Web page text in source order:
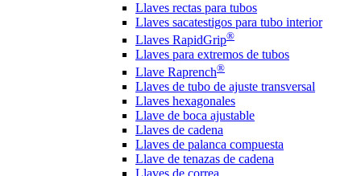
Llaves rectas para tubos
Llaves sacatestigos para tubo interior
Llaves RapidGrip®
Llaves para extremos de tubos
Llave Raprench®
Llaves de tubo de ajuste transversal
Llaves hexagonales
Llave de boca ajustable
Llaves de cadena
Llaves de palanca compuesta
Llave de tenazas de cadena